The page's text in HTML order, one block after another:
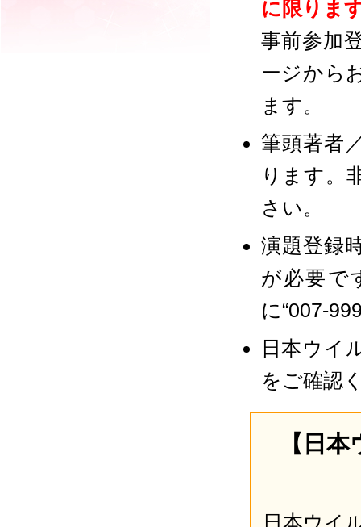
に限りま
事前参加
ージから
ます。
筆頭著者
ります。
さい。
演題登録
が必要で
に“007-
日本ウイ
をご確認
【日
日本ウイ